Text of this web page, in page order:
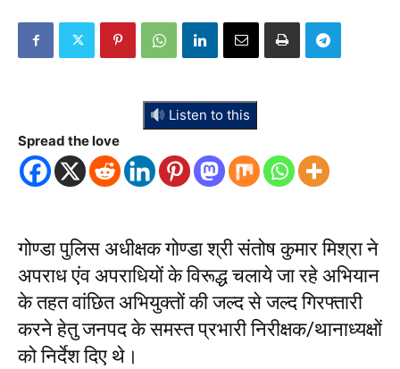
Listen to this
Spread the love
गोण्डा पुलिस अधीक्षक गोण्डा श्री संतोष कुमार मिश्रा ने
अपराध एंव अपराधियों के विरूद्ध चलाये जा रहे अभियान
के तहत वांछित अभियुक्तों की जल्द से जल्द गिरफ्तारी
करने हेतु जनपद के समस्त प्रभारी निरीक्षक/थानाध्यक्षों
को निर्देश दिए थे।